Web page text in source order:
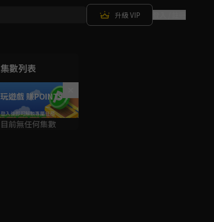
升級 VIP
集數列表
玩遊戲 賺POINTS！
目前無任何集數